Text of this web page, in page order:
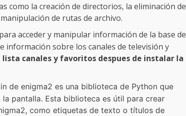
como la creación de directorios, la eliminación de
de rutas de archivo.
acceder y manipular información de la base de
información sobre los canales de televisión y
canales y favoritos despues de instalar la
de enigma2 es una biblioteca de Python que
pantalla. Esta biblioteca es útil para crear
como etiquetas de texto o títulos de